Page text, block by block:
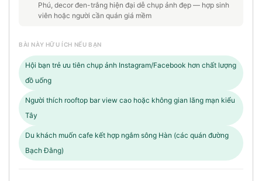
Phú, decor đen-trắng hiện đại dễ chụp ảnh đẹp — hợp sinh
viên hoặc người cần quán giá mềm
BÀI NÀY HỮU ÍCH NẾU BẠN
Hội bạn trẻ ưu tiên chụp ảnh Instagram/Facebook hơn chất lượng
đồ uống
Người thích rooftop bar view cao hoặc không gian lãng mạn kiểu
Tây
Du khách muốn cafe kết hợp ngắm sông Hàn (các quán đường
Bạch Đằng)